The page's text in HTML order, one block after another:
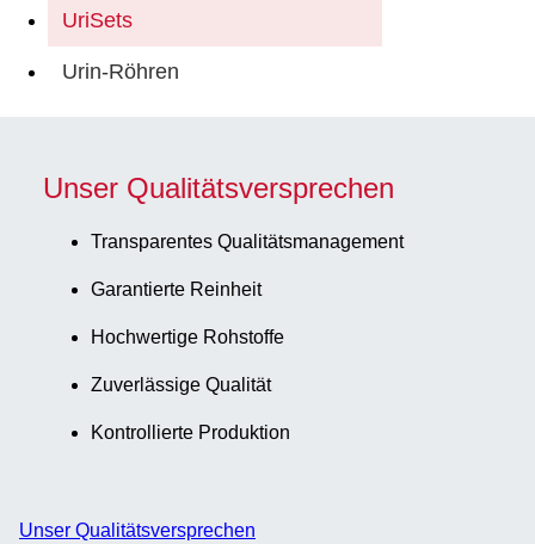
UriSets
Urin-Röhren
Unser Qualitätsversprechen
Transparentes Qualitätsmanagement
Garantierte Reinheit
Hochwertige Rohstoffe
Zuverlässige Qualität
Kontrollierte Produktion
Unser Qualitätsversprechen